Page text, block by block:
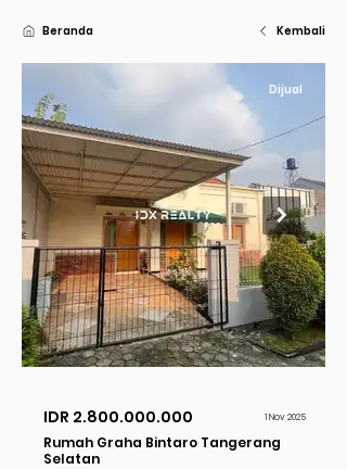
Beranda Kembali
Dijual
IDR 2.800.000.000 1 Nov 2025
Rumah Graha Bintaro Tangerang
Selatan